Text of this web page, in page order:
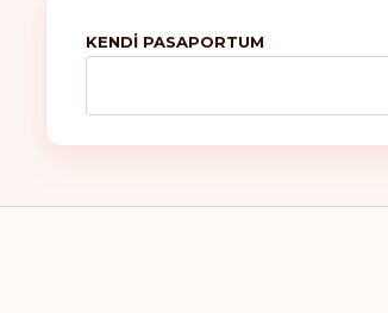
KENDI PASAPORTUM